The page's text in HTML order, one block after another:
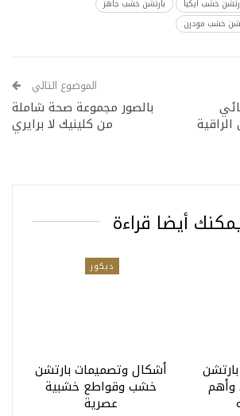
خشب ايكيا
بارتشن خشب جاهز
خشب مودرن
الراقية
الموضوع التالي
بالصور مجموعة صحة شاملة
من كلينيك لا برايري
أيضا قراءة
ديكور
أشكال وتصميمات بارتشن
خشب وقواطع خشبية
عصرية